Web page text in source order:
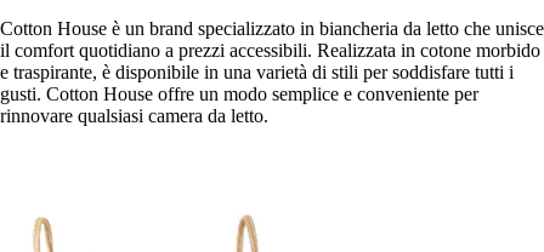
Cotton House è un brand specializzato in biancheria da letto che unisce
il comfort quotidiano a prezzi accessibili. Realizzata in cotone morbido
e traspirante, è disponibile in una varietà di stili per soddisfare tutti i
gusti. Cotton House offre un modo semplice e conveniente per
rinnovare qualsiasi camera da letto.